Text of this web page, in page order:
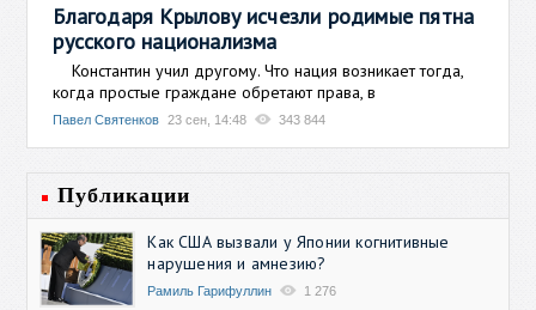
Благодаря Крылову исчезли родимые пятна
русского национализма
Константин учил другому. Что нация возникает тогда,
когда простые граждане обретают права, в
Павел Святенков 23 сен, 14:48 343 844
Публикации
Как США вызвали у Японии когнитивные
нарушения и амнезию?
Рамиль Гарифуллин 1 276